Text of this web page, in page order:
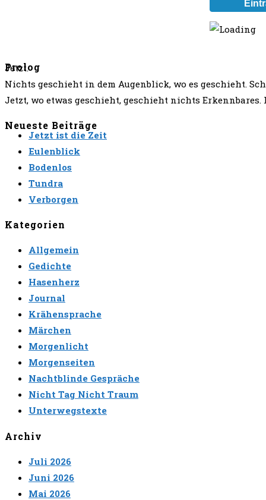
Prolog
Jetzt.
Nichts geschieht in dem Augenblick, wo es geschieht.
Jetzt, wo etwas geschieht, geschieht nichts
Neueste Beiträge
Jetzt ist die Zeit
Eulenblick
Bodenlos
Tundra
Verborgen
Kategorien
Allgemein
Gedichte
Hasenherz
Journal
Krähensprache
Märchen
Morgenlicht
Morgenseiten
Nachtblinde Gespräche
Nicht Tag Nicht Traum
Unterwegstexte
Archiv
Juli 2026
Juni 2026
Mai 2026